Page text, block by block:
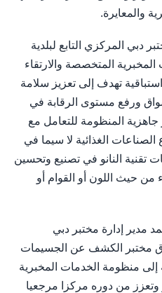
والمعايرة.
دبي المركزي التابع لبلدية
المتخصصة والارتقاء
استباقية تهدف إلى تعزيز سلامة
ورفع مستوى الرقابة في
جاهزية المنظومة للتعامل مع
الغذائية لا سيما في
تقنية النانو في تصنيع وتحسين
من حيث اللون أو القوام أو
مدير إدارة مختبر دبي
مختبر الكشف عن الجسيمات
إلى منظومة الخدمات المخبرية
وتعزز من دوره مركزا مرجعيا